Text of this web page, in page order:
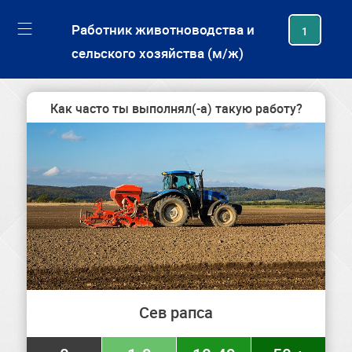
Работник животноводства и
сельского хозяйства (м/ж)
1
Как часто ты выполнял(-а) такую работу?
Сев рапса